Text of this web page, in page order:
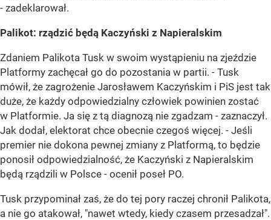
- zadeklarował.
Palikot: rządzić będą Kaczyński z Napieralskim
Zdaniem Palikota Tusk w swoim wystąpieniu na zjeździe
Platformy zachęcał go do pozostania w partii. - Tusk
mówił, że zagrożenie Jarosławem Kaczyńskim i PiS jest tak
duże, że każdy odpowiedzialny człowiek powinien zostać
w Platformie. Ja się z tą diagnozą nie zgadzam - zaznaczył.
Jak dodał, elektorat chce obecnie czegoś więcej. - Jeśli
premier nie dokona pewnej zmiany z Platformą, to będzie
ponosił odpowiedzialność, że Kaczyński z Napieralskim
będą rządzili w Polsce - ocenił poseł PO.
Tusk przypominał zaś, że do tej pory raczej chronił Palikota,
a nie go atakował, "nawet wtedy, kiedy czasem przesadzał".